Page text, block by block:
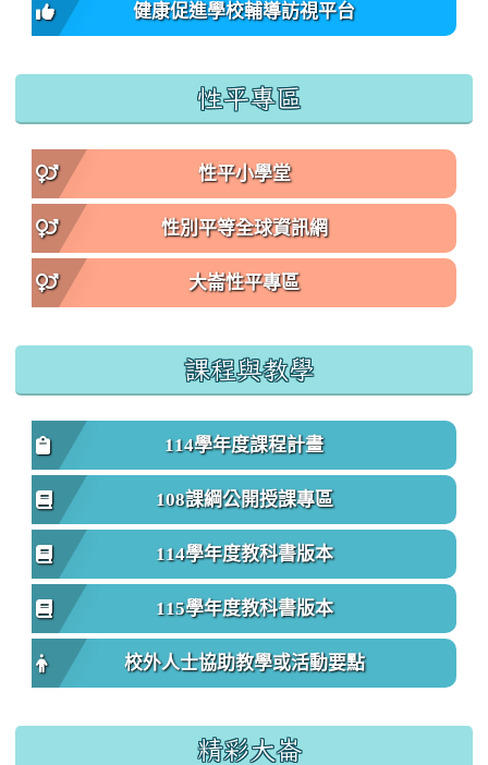
健康促進學校輔導訪視平台
性平專區
性平小學堂
性別平等全球資訊網
大崙性平專區
課程與教學
114學年度課程計畫
108課綱公開授課專區
114學年度教科書版本
115學年度教科書版本
校外人士協助教學或活動要點
精彩大崙